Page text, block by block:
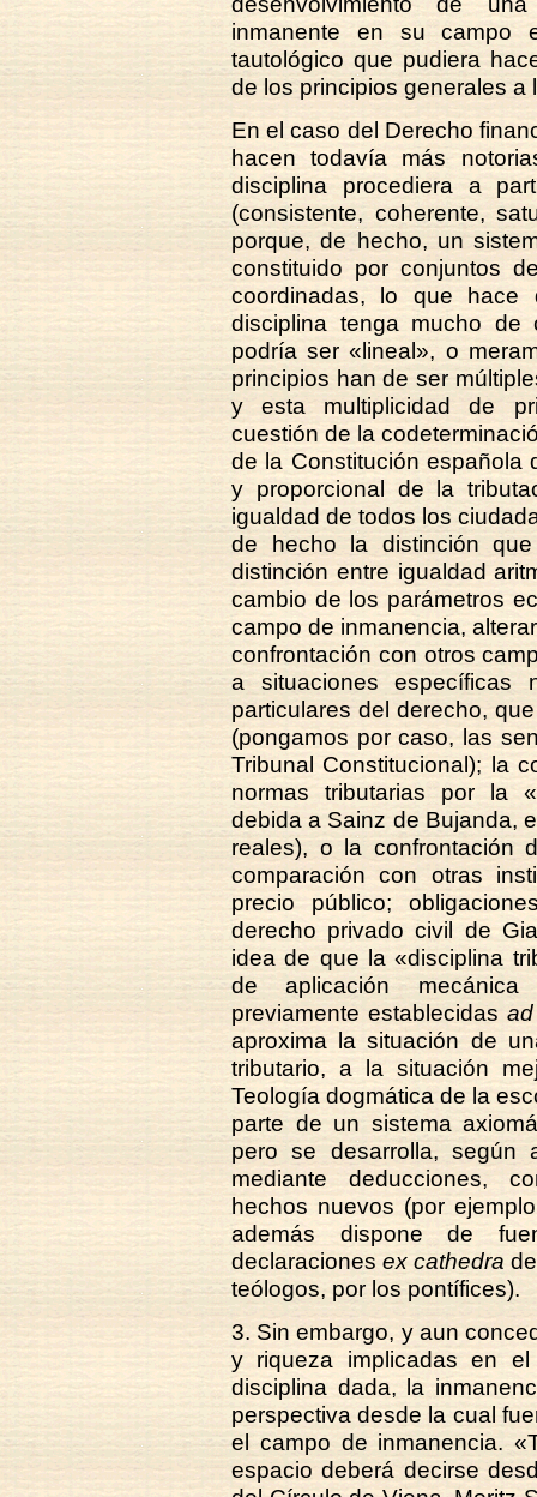
inmanente en su campo
tautológico que pudiera
de los principios generales a
En el caso del Derecho
hacen todavía más
disciplina procediera a
(consistente, coherente,
porque, de hecho, un
constituido por conjuntos
coordinadas, lo que
disciplina tenga mucho de
podría ser «lineal», o
principios han de ser
y esta multiplicidad de
cuestión de la
de la Constitución española
y proporcional de la
igualdad de todos los
de hecho la distinción
distinción entre igualdad
cambio de los parámetros
campo de inmanencia,
confrontación con otros
a situaciones específicas
particulares del derecho,
(pongamos por caso, las
Tribunal Constitucional); la
normas tributarias por la
debida a Sainz de Bujanda,
reales), o la confrontación
comparación con otras
precio público;
derecho privado civil de
idea de que la «disciplina
de aplicación
previamente establecidas
aproxima la situación de
tributario, a la situación
Teología dogmática de la
parte de un sistema
pero se desarrolla, según
mediante deducciones,
hechos nuevos (por
además dispone de
declaraciones ex cathedra
teólogos, por los pontífices).
3. Sin embargo, y aun
y riqueza implicadas en
disciplina dada, la
perspectiva desde la cual
el campo de inmanencia.
espacio deberá decirse